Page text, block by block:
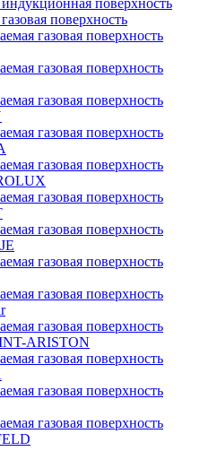
индукционная поверхность
поверхность
газовая поверхность
газовая поверхность
газовая поверхность
газовая поверхность
газовая поверхность
газовая поверхность
газовая поверхность
газовая поверхность
газовая поверхность
газовая поверхность
ARISTON
газовая поверхность
газовая поверхность
газовая поверхность